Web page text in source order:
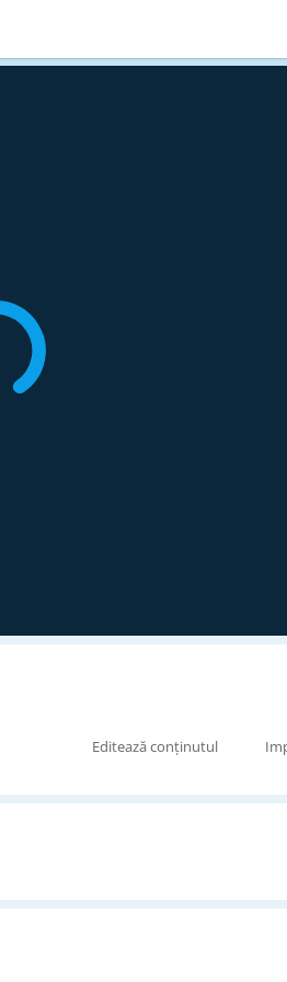
Editează conținutul